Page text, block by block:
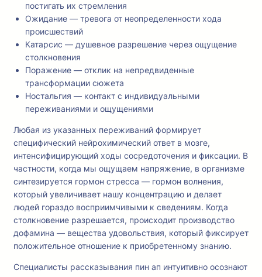
постигать их стремления
Ожидание — тревога от неопределенности хода
происшествий
Катарсис — душевное разрешение через ощущение
столкновения
Поражение — отклик на непредвиденные
трансформации сюжета
Ностальгия — контакт с индивидуальными
переживаниями и ощущениями
Любая из указанных переживаний формирует
специфический нейрохимический ответ в мозге,
интенсифицирующий ходы сосредоточения и фиксации. В
частности, когда мы ощущаем напряжение, в организме
синтезируется гормон стресса — гормон волнения,
который увеличивает нашу концентрацию и делает
людей гораздо восприимчивыми к сведениям. Когда
столкновение разрешается, происходит производство
дофамина — вещества удовольствия, который фиксирует
положительное отношение к приобретенному знанию.
Специалисты рассказывания пин ап интуитивно осознают